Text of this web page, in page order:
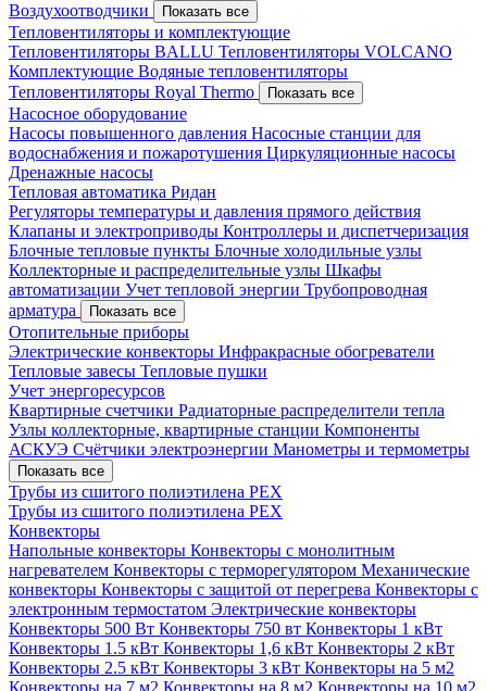
Воздухоотводчики
Показать все
Тепловентиляторы и комплектующие
Тепловентиляторы BALLU Тепловентиляторы VOLCANO
Комплектующие Водяные тепловентиляторы
Тепловентиляторы Royal Thermo
Показать все
Насосное оборудование
Насосы повышенного давления Насосные станции для
водоснабжения и пожаротушения Циркуляционные насосы
Дренажные насосы
Тепловая автоматика Ридан
Регуляторы температуры и давления прямого действия
Клапаны и электроприводы Контроллеры и диспетчеризация
Блочные тепловые пункты Блочные холодильные узлы
Коллекторные и распределительные узлы Шкафы
автоматизации Учет тепловой энергии Трубопроводная
арматура
Показать все
Отопительные приборы
Электрические конвекторы Инфракрасные обогреватели
Тепловые завесы Тепловые пушки
Учет энергоресурсов
Квартирные счетчики Радиаторные распределители тепла
Узлы коллекторные, квартирные станции Компоненты
АСКУЭ Счётчики электроэнергии Манометры и термометры
Показать все
Трубы из сшитого полиэтилена PEX
Трубы из сшитого полиэтилена PEX
Конвекторы
Напольные конвекторы Конвекторы с монолитным
нагревателем Конвекторы с терморегулятором Механические
конвекторы Конвекторы с защитой от перегрева Конвекторы с
электронным термостатом Электрические конвекторы
Конвекторы 500 Вт Конвекторы 750 вт Конвекторы 1 кВт
Конвекторы 1.5 кВт Конвекторы 1,6 кВт Конвекторы 2 кВт
Конвекторы 2.5 кВт Конвекторы 3 кВт Конвекторы на 5 м2
Конвекторы на 7 м2 Конвекторы на 8 м2 Конвекторы на 10 м2